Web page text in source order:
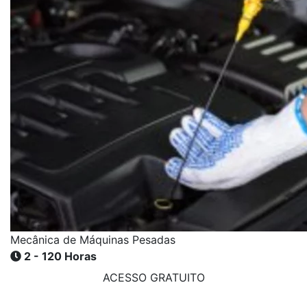
Mecânica de Máquinas Pesadas
2 - 120 Horas
ACESSO GRATUITO